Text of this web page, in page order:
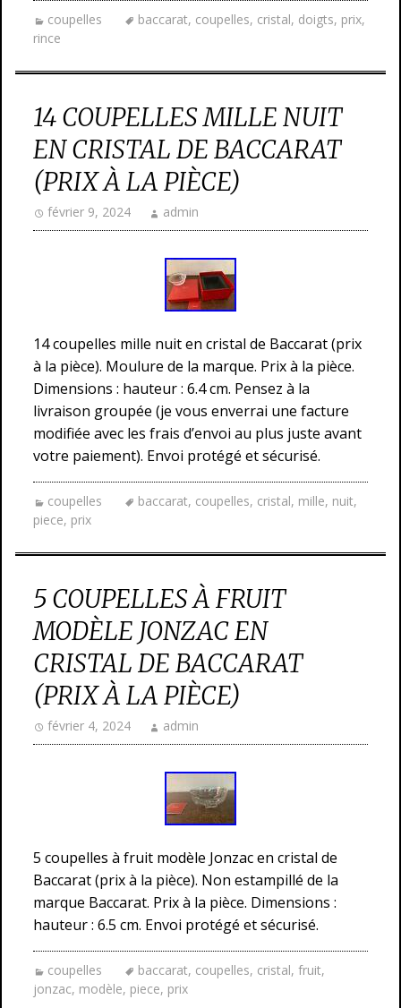
coupelles baccarat, coupelles, cristal, doigts, prix,
rince
14 COUPELLES MILLE NUIT
EN CRISTAL DE BACCARAT
(PRIX À LA PIÈCE)
février 9, 2024 admin
14 coupelles mille nuit en cristal de Baccarat (prix
à la pièce). Moulure de la marque. Prix à la pièce.
Dimensions : hauteur : 6.4 cm. Pensez à la
livraison groupée (je vous enverrai une facture
modifiée avec les frais d’envoi au plus juste avant
votre paiement). Envoi protégé et sécurisé.
coupelles baccarat, coupelles, cristal, mille, nuit,
piece, prix
5 COUPELLES À FRUIT
MODÈLE JONZAC EN
CRISTAL DE BACCARAT
(PRIX À LA PIÈCE)
février 4, 2024 admin
5 coupelles à fruit modèle Jonzac en cristal de
Baccarat (prix à la pièce). Non estampillé de la
marque Baccarat. Prix à la pièce. Dimensions :
hauteur : 6.5 cm. Envoi protégé et sécurisé.
coupelles baccarat, coupelles, cristal, fruit,
jonzac, modèle, piece, prix